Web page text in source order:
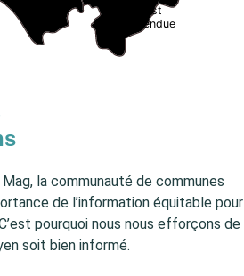
St Just
la Pendue
la communauté de communes
de l’information équitable pour
pourquoi nous nous efforçons de
soit bien informé.